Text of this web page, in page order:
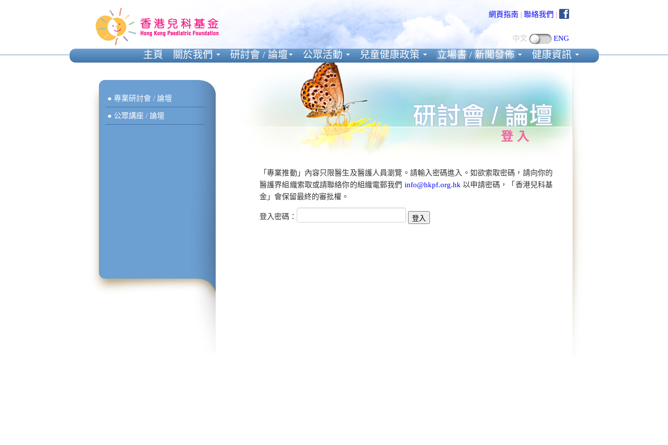
網頁指南 | 聯絡我們 |
中文 ENG
● 專業研討會 / 論壇
● 公眾講座 / 論壇
登入
「專業推動」內容只限醫生及醫護人員瀏覽。請輸入密碼進入。如欲索取密碼，請向你的
醫護界組織索取或請聯絡你的組織電郵我們 info@hkpf.org.hk 以申請密碼，「香港兒科基
金」會保留最終的審批權。
登入密碼：
主頁 關於我們 研討會 / 論壇 公眾活動 兒童健康政策 立場書 / 新聞發佈 健康資訊